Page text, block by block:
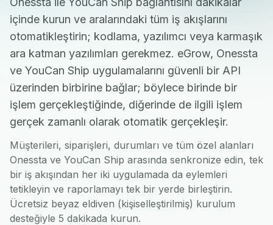
içinde kurun ve aralarındaki tüm iş akışlarını
otomatikleştirin; kodlama, yazılımcı veya karmaşık
ara katman yazılımları gerekmez. eGrow, Onessta
ve YouCan Ship uygulamalarını güvenli bir API
üzerinden birbirine bağlar; böylece birinde bir
işlem gerçekleştiğinde, diğerinde de ilgili işlem
gerçek zamanlı olarak otomatik gerçekleşir.
Müşterileri, siparişleri, durumları ve tüm özel alanları
Onessta ve YouCan Ship arasında senkronize edin, tek
bir iş akışından her iki uygulamada da eylemleri
tetikleyin ve raporlamayı tek bir yerde birleştirin.
Ücretsiz beyaz eldiven (kişiselleştirilmiş) kurulum
desteğiyle 5 dakikada kurun.